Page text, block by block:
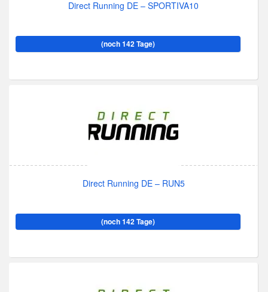
Direct Running DE – SPORTIVA10
(noch 142 Tage)
Direct Running DE – RUN5
(noch 142 Tage)